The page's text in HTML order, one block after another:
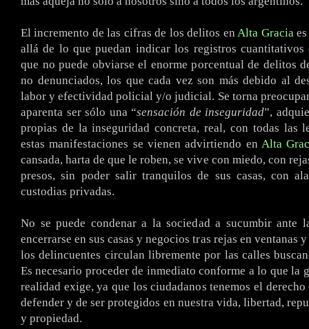
El incremento de las cifras de los delitos enAlta Graciaes
allá de lo que puedan indicar los registros cuantitativos
que no puede obviarse el enorme porcentual de delitos
no denunciados, los que cada vez son más debido al
labor y efectividad policial y/o judicial. Se torna
aparenta ser sólo una “sensación de inseguridad”,
propias de la inseguridad concreta, real, con todas las
estas manifestaciones se vienen advirtiendo en Alta
cansada, harta de que le roben, se vive con miedo, con
presos, sin poder salir tranquilos de sus casas, con
custodias privadas.
No se puede condenar a la sociedad a sucumbir ante
encerrarse en sus casas y negocios tras rejas en ventanas
los delincuentes circulan libremente por las calles
Es necesario proceder de inmediato conforme a lo que la
realidad exige, ya que los ciudadanos tenemos el
defender y de ser protegidos en nuestra vida, libertad,
y propiedad.